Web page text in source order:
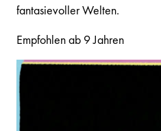
fantasievoller Welten.
Empfohlen ab 9 Jahren